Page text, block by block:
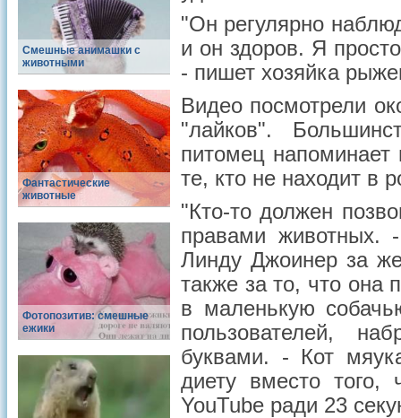
Смешные анимашки с
животными
Фантастические
животные
Фотопозитив: смешные
ежики
"Он регулярно
и он здоров. Я
- пишет хозяйка
Видео посмотрели
"лайков".
питомец напоминает
те, кто не находит в
"Кто-то должен
правами животных.
Линду Джоинер за
также за то, что она
в маленькую
пользователей,
буквами. - Кот
диету вместо того,
YouTube ради 23